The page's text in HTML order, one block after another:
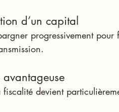
d’un capital
progressivement
avantageuse
devient